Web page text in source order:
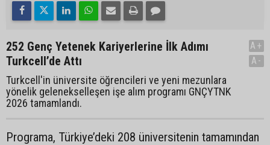
252 Genç Yetenek Kariyerlerine İlk Adımı
Turkcell’de Attı
Turkcell'in üniversite öğrencileri ve yeni mezunlara
yönelik gelenekselleşen işe alım programı GNÇYTNK
2026 tamamlandı.
A+
A-
Programa, Türkiye’deki 208 üniversitenin tamamından